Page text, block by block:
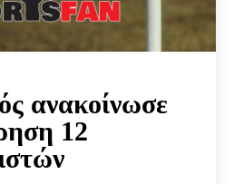
ανακοίνωσε
12